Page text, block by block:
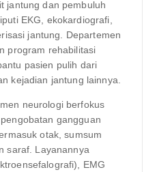
jantung dan pembuluh
EKG, ekokardiografi,
jantung. Departemen
program rehabilitasi
pasien pulih dari
kejadian jantung lainnya.
neurologi berfokus
gangguan
otak, sumsum
saraf. Layanannya
EMG